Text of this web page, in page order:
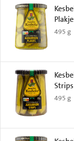
495 g
495 g